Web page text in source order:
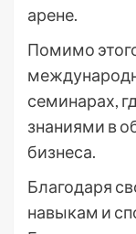
арене.
Помимо
семинарах,
знаниями в
бизнеса.
Благодаря
навыкам и